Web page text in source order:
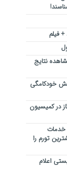
فیلم
نتایج
خودکامگی
در کمیسیون
خدمات
تورم را
اعلام